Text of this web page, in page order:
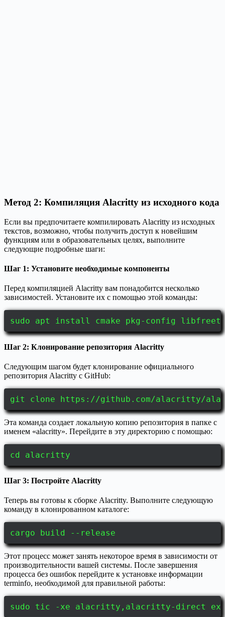
Метод 2: Компиляция Alacritty из исходного кода
Если вы предпочитаете компилировать Alacritty из исходных
текстов, возможно, чтобы получить доступ к новейшим
функциям или в образовательных целях, выполните
следующие подробные шаги:
Шаг 1: Установите необходимые компоненты
Перед компиляцией Alacritty вам понадобится несколько
зависимостей. Установите их с помощью этой команды:
sudo apt install cmake pkg-config
Шаг 2: Клонирование репозитория Alacritty
Следующим шагом будет клонирование официального
репозитория Alacritty с GitHub:
git clone https://github.com/alacritty/
Эта команда создает локальную копию репозитория в папке с
именем «alacritty». Перейдите в эту директорию с помощью:
cd alacritty
Шаг 3: Постройте Alacritty
Теперь вы готовы к сборке Alacritty. Выполните следующую
команду в клонированном каталоге:
cargo build --release
Этот процесс может занять некоторое время в зависимости от
производительности вашей системы. После завершения
процесса без ошибок перейдите к установке информации
terminfo, необходимой для правильной работы:
sudo tic -xe alacritty,alacritty-direct